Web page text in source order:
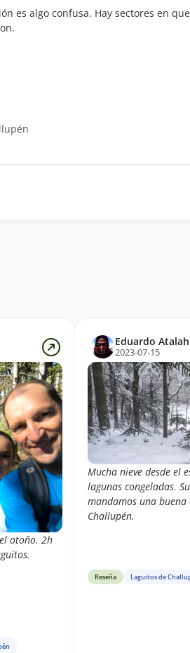
es algo confusa. Hay sectores en
otoño. 2h
Eduardo Atalah
2023-07-15
Mucha nieve desde el
lagunas congeladas.
mandamos una
Challupén.
Reseña Laguitos de